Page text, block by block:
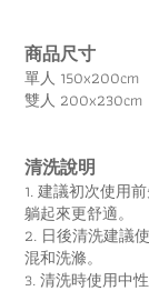
商品尺寸
單人 150x200cm
雙人 200x230cm
清洗說明
1. 建議初次使用
躺起來更舒適。
2. 日後清洗建議
混和洗滌。
3. 清洗時使用中